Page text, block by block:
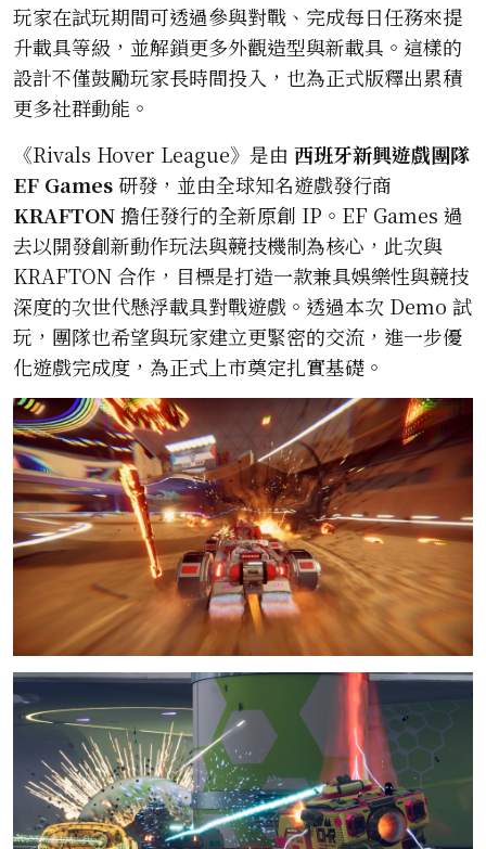
玩家在試玩期間可透過參與對戰、完成每日任務來提
升載具等級，並解鎖更多外觀造型與新載具。這樣的
設計不僅鼓勵玩家長時間投入，也為正式版釋出累積
更多社群動能。
《Rivals Hover League》是由 西班牙新興遊戲團隊
EF Games研發，並由全球知名遊戲發行商
KRAFTON擔任發行的全新原創 IP。EF Games 過
去以開發創新動作玩法與競技機制為核心，此次與
KRAFTON 合作，目標是打造一款兼具娛樂性與競技
深度的次世代懸浮載具對戰遊戲。透過本次 Demo 試
玩，團隊也希望與玩家建立更緊密的交流，進一步優
化遊戲完成度，為正式上市奠定扎實基礎。